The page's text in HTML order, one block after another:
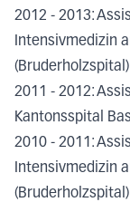
2012 - 2013:
Intensivmedizin
(Bruderholzspital)
2011 - 2012:
Kantonsspital
2010 - 2011:
Intensivmedizin
(Bruderholzspital)